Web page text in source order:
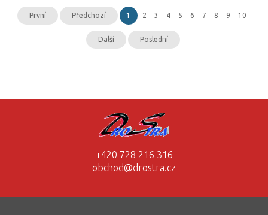
První Předchozí 1 2 3 4 5 6 7 8 9 10
Další Poslední
+420 728 216 316
obchod@drostra.cz